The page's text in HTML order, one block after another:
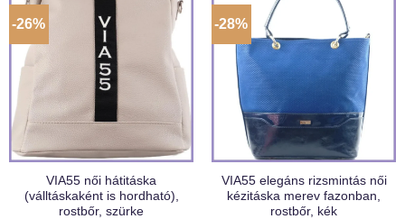
-26%
VIA55 női hátitáska
(válltáskaként is hordható),
rostbőr, szürke
-28%
VIA55 elegáns rizsmintás női
kézitáska merev fazonban,
rostbőr, kék